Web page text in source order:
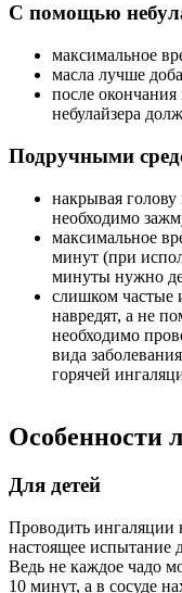
С помощью
максимальное
масла лучше
после
небулайзера
Подручными
накрывая
необходимо
максимальное
минут (при
минуты нужно
слишком частые
навредят, а не
необходимо
вида
горячей
Особенности
Для детей
Проводить ингаляции
настоящее испытание
Ведь не каждое чадо
10 минут, а в сосуде